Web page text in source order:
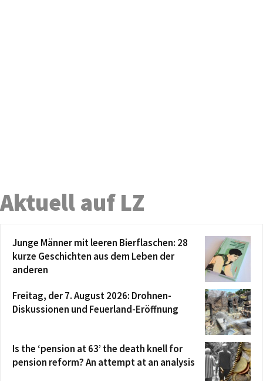
Aktuell auf LZ
Junge Männer mit leeren Bierflaschen: 28
kurze Geschichten aus dem Leben der
anderen
Freitag, der 7. August 2026: Drohnen-
Diskussionen und Feuerland-Eröffnung
Is the ‘pension at 63’ the death knell for
pension reform? An attempt at an analysis